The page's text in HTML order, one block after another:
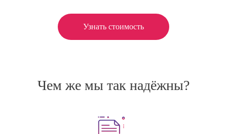
Узнать стоимость
Чем же мы так надёжны?